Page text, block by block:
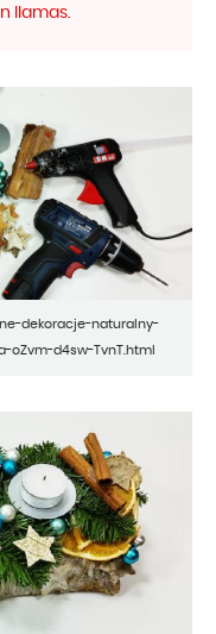
llamas.
dekoracje-naturalny-
d4sw-TvnT.html